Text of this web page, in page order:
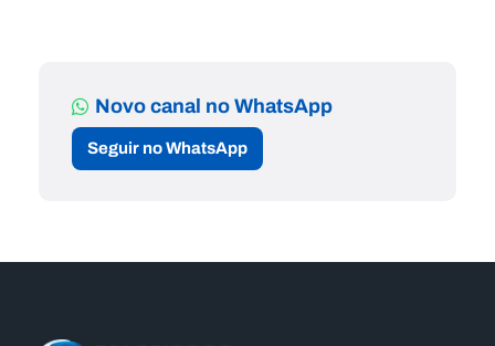
Novo canal no WhatsApp
Seguir no WhatsApp